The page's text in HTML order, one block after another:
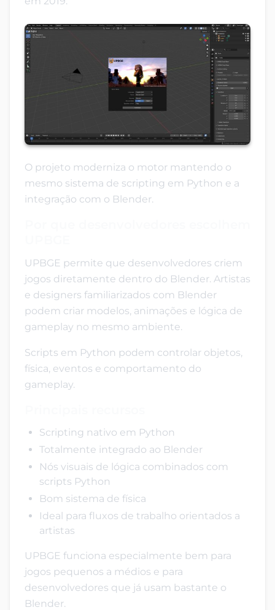
O projeto moderniza o motor mantendo o
mesmo sistema de scripting em Python e a
integração com o Blender.
UPBGE permite que desenvolvedores criem
jogos diretamente dentro do Blender. Artistas
e designers familiarizados com Blender
podem criar modelos, animações e lógica de
gameplay no mesmo ambiente.
Scripts em Python podem controlar objetos,
física, eventos e comportamento do
gameplay.
Scripting nativo em Python
Totalmente integrado ao Blender
Nós visuais de lógica combinados com
scripts Python
Bom sistema de física
Ideal para fluxos de trabalho orientados a
artistas
UPBGE funciona especialmente bem para
jogos pequenos a médios e para
desenvolvedores que já usam bastante o
Blender.